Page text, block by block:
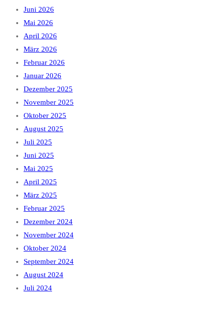
Juni 2026
Mai 2026
April 2026
März 2026
Februar 2026
Januar 2026
Dezember 2025
November 2025
Oktober 2025
August 2025
Juli 2025
Juni 2025
Mai 2025
April 2025
März 2025
Februar 2025
Dezember 2024
November 2024
Oktober 2024
September 2024
August 2024
Juli 2024